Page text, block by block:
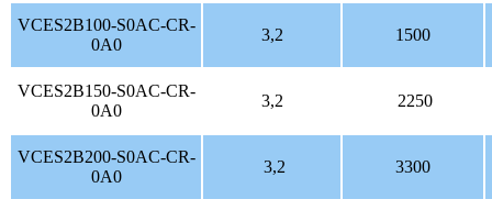
VCES2B100-S0AC-CR-
0A0
3,2 1500
VCES2B150-S0AC-CR-
0A0
3,2 2250
VCES2B200-S0AC-CR-
0A0
3,2 3300